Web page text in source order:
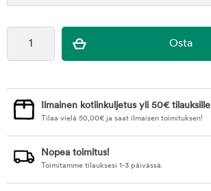
Ilmainen kotiinkuljetus yli 50€ tilauksille
Tilaa vielä 50,00€ ja saat ilmaisen toimituksen!
Nopea toimitus!
Toimitamme tilauksesi 1-3 päivässä.